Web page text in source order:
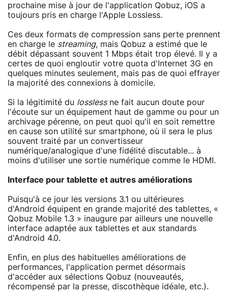
prochaine mise à jour de l'application Qobuz, iOS a
toujours pris en charge l'Apple Lossless.
Ces deux formats de compression sans perte prennent
en charge le streaming, mais Qobuz a estimé que le
débit dépassant souvent 1 Mbps était trop élevé. Il y a
certes de quoi engloutir votre quota d'Internet 3G en
quelques minutes seulement, mais pas de quoi effrayer
la majorité des connexions à domicile.
Si la légitimité du losslessne fait aucun doute pour
l'écoute sur un équipement haut de gamme ou pour un
archivage pérenne, on peut quoi qu'il en soit remettre
en cause son utilité sur smartphone, où il sera le plus
souvent traité par un convertisseur
numérique/analogique d'une fidélité discutable... à
moins d'utiliser une sortie numérique comme le HDMI.
Interface pour tablette et autres améliorations
Puisqu'à ce jour les versions 3.1 ou ultérieures
d'Android équipent en grande majorité des tablettes, «
Qobuz Mobile 1.3 » inaugure par ailleurs une nouvelle
interface adaptée aux tablettes et aux standards
d'Android 4.0.
Enfin, en plus des habituelles améliorations de
performances, l'application permet désormais
d'accéder aux sélections Qobuz (nouveautés,
récompensé par la presse, discothèque idéale, etc.).